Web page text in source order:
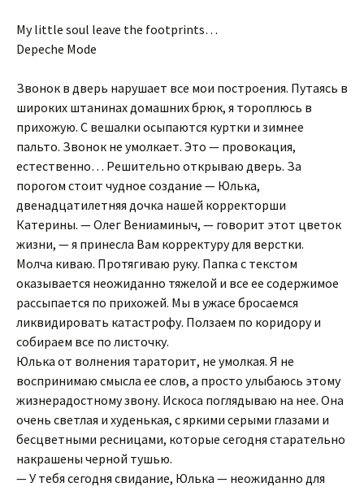
My little soul leave the footprints…
Depeche Mode
Звонок в дверь нарушает все мои построения. Путаясь в
широких штанинах домашних брюк, я тороплюсь в
прихожую. С вешалки осыпаются куртки и зимнее
пальто. Звонок не умолкает. Это — провокация,
естественно… Решительно открываю дверь. За
порогом стоит чудное создание — Юлька,
двенадцатилетняя дочка нашей корректорши
Катерины. — Олег Вениаминыч, — говорит этот цветок
жизни, — я принесла Вам корректуру для верстки.
Молча киваю. Протягиваю руку. Папка с текстом
оказывается неожиданно тяжелой и все ее содержимое
рассыпается по прихожей. Мы в ужасе бросаемся
ликвидировать катастрофу. Ползаем по коридору и
собираем все по листочку.
Юлька от волнения тараторит, не умолкая. Я не
воспринимаю смысла ее слов, а просто улыбаюсь этому
жизнерадостному звону. Искоса поглядываю на нее. Она
очень светлая и худенькая, с яркими серыми глазами и
бесцветными ресницами, которые сегодня старательно
накрашены черной тушью.
— У тебя сегодня свидание, Юлька — неожиданно для